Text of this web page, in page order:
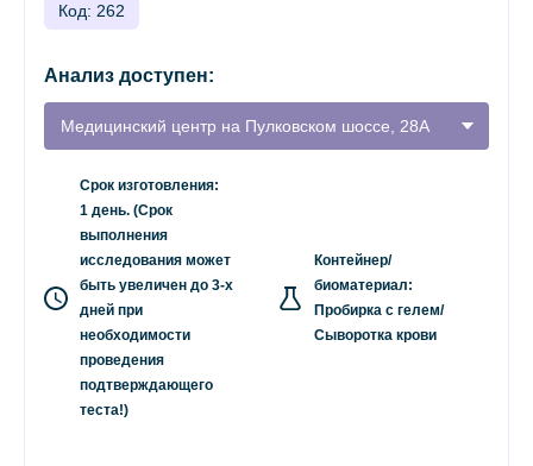
Код: 262
Анализ доступен:
Медицинский центр на Пулковском шоссе, 28А
Срок изготовления:
1 день. (Срок
выполнения
исследования может
быть увеличен до 3-х
дней при
необходимости
проведения
подтверждающего
теста!)
Контейнер/
биоматериал:
Пробирка с гелем/
Сыворотка крови